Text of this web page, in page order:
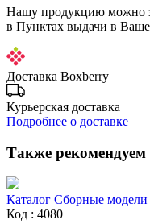
Нашу продукцию можно
в Пунктах выдачи в
Доставка Boxberry
Курьерская доставка
Подробнее о доставке
Также рекомендуем
Каталог Сборные модели
Код : 4080